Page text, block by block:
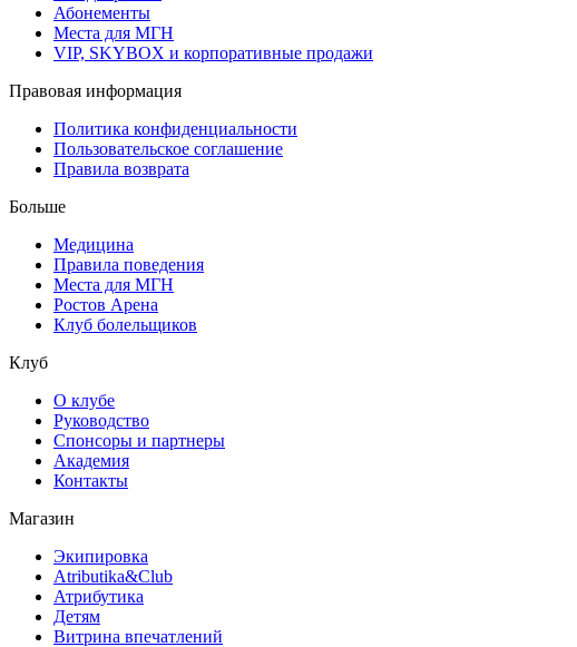
Абонементы
Места для МГН
VIP, SKYBOX и корпоративные продажи
Правовая информация
Политика конфиденциальности
Пользовательское соглашение
Правила возврата
Больше
Медицина
Правила поведения
Места для МГН
Ростов Арена
Клуб болельщиков
Клуб
О клубе
Руководство
Спонсоры и партнеры
Академия
Контакты
Магазин
Экипировка
Atributika&Club
Атрибутика
Детям
Витрина впечатлений